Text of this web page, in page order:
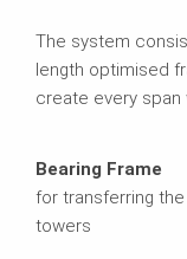
The system
length optimised
create every
Bearing Frame
for transferring
towers